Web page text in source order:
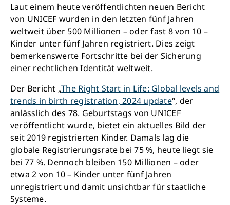
Laut einem heute veröffentlichten neuen Bericht
von UNICEF wurden in den letzten fünf Jahren
weltweit über 500 Millionen – oder fast 8 von 10 –
Kinder unter fünf Jahren registriert. Dies zeigt
bemerkenswerte Fortschritte bei der Sicherung
einer rechtlichen Identität weltweit.
Der Bericht „The Right Start in Life: Global levels and
trends in birth registration, 2024 update“, der
anlässlich des 78. Geburtstags von UNICEF
veröffentlicht wurde, bietet ein aktuelles Bild der
seit 2019 registrierten Kinder. Damals lag die
globale Registrierungsrate bei 75 %, heute liegt sie
bei 77 %. Dennoch bleiben 150 Millionen – oder
etwa 2 von 10 – Kinder unter fünf Jahren
unregistriert und damit unsichtbar für staatliche
Systeme.